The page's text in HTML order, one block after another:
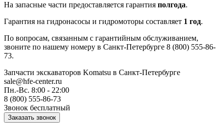
На запасные части предоставляется гарантия полгода.
Гарантия на гидронасосы и гидромоторы составляет 1 год.
По вопросам, связанным с гарантийным обслуживанием,
звоните по нашему номеру в Санкт-Петербурге 8 (800) 555-86-
73.
Запчасти экскаваторов Komatsu в Санкт-Петербурге
sale@hfe-center.ru
Пн.-Вс. 8:00 - 22:00
8 (800) 555-86-73
Звонок бесплатный